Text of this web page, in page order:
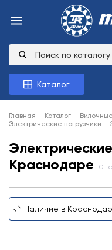
Каталог
Главная Каталог
Электрические погрузчики
Краснодаре
0